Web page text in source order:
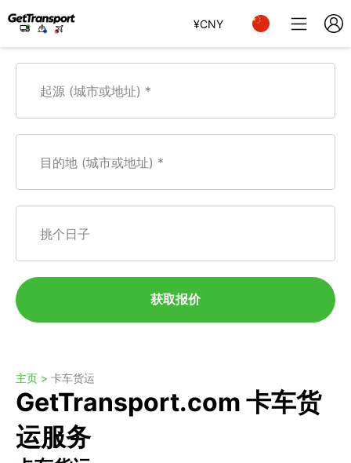
¥CNY
起源 (城市或地址)
目的地 (城市或地址)
挑个日子
获取报价
主页 > 卡车货运
GetTransport.com 卡车货
运服务